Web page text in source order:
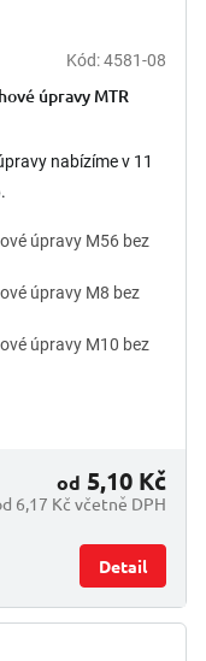
Kód:4581-08
úpravy MTR
nabízíme v 11
úpravy M56 bez
úpravy M8 bez
úpravy M10 bez
6,17 Kč včetně DPH
od 5,10 Kč
Detail